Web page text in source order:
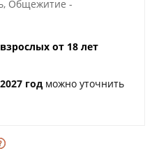
Общежитие -
от 18 лет
год можно уточнить